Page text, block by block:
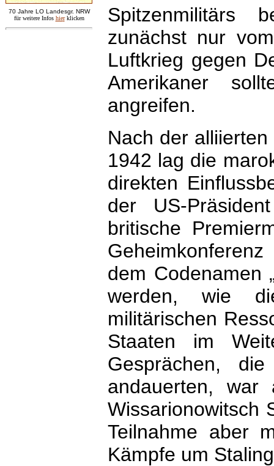
70 Jahre LO Landesgr. NRW
für weitere Infos hier klicken
Spitzenmilitärs
zunächst nur
Luftkrieg gegen
Amerikaner
angreifen.
Nach der
1942 lag die
direkten
der US-
britische
dem Codenamen
werden, wie
militärischen
Staaten im
Gesprächen,
andauerten, war
Wissarionowitsch
Teilnahme aber
Kämpfe um